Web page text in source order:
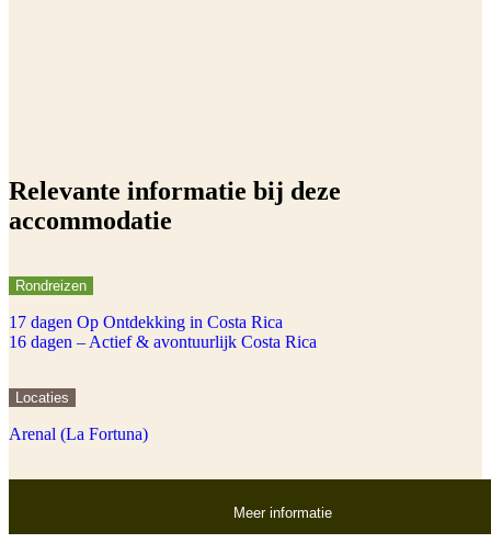
Relevante informatie bij deze
accommodatie
Rondreizen
17 dagen Op Ontdekking in Costa Rica
16 dagen – Actief & avontuurlijk Costa Rica
Locaties
Arenal (La Fortuna)
Meer informatie